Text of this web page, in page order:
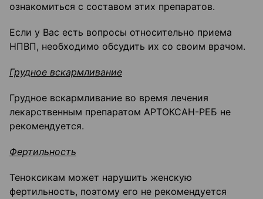
ознакомиться с составом этих препаратов.
Если у Вас есть вопросы относительно приема
НПВП, необходимо обсудить их со своим врачом.
Грудное вскармливание
Грудное вскармливание во время лечения
лекарственным препаратом АРТОКСАН-РЕБ не
рекомендуется.
Фертильность
Теноксикам может нарушить женскую
фертильность, поэтому его не рекомендуется